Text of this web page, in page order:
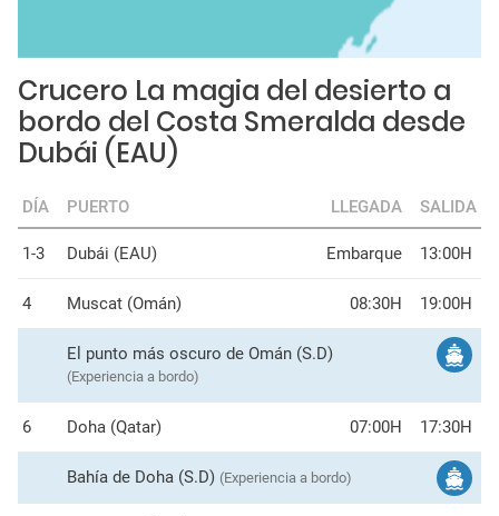
Crucero La magia del desierto a
bordo del Costa Smeralda desde
Dubái (EAU)
DÍA PUERTO LLEGADA SALIDA
1-3 Dubái (EAU) Embarque 13:00H
4 Muscat (Omán) 08:30H 19:00H
El punto más oscuro de Omán (S.D)
(Experiencia a bordo)
6 Doha (Qatar) 07:00H 17:30H
Bahía de Doha (S.D) (Experiencia a bordo)